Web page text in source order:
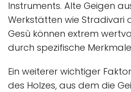
Instruments. Alte Geigen
Werkstätten wie Stradivari
Gesù können extrem
durch spezifische
Ein weiterer wichtiger
des Holzes, aus dem die